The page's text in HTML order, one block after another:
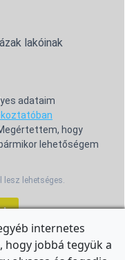
lakóinak
adataim
hogy
lehetőségem
lesz lehetséges.
internetes
jobbá tegyük a